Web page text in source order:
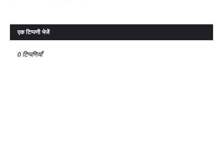
एक टिप्पणी भेजें
0 टिप्पणियाँ